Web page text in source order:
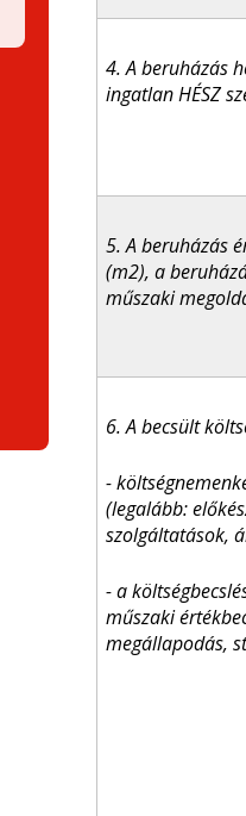
4. A beruházás
ingatlan HÉSZ
5. A beruházás
(m2), a
műszaki
6. A becsült
-
(legalább:
szolgáltatások,
- a
műszaki
megállapodás,